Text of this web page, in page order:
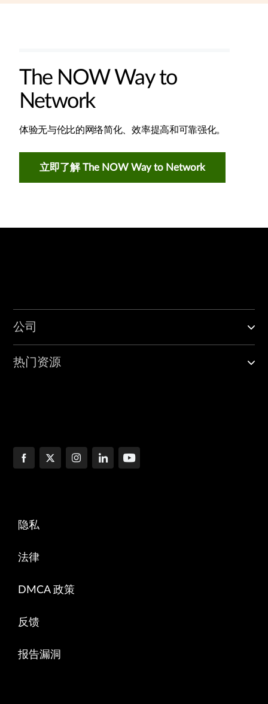
The NOW Way to
Network
体验无与伦比的网络简化、效率提高和可靠强化。
立即了解 The NOW Way to Network
公司
热门资源
隐私
法律
DMCA 政策
反馈
报告漏洞